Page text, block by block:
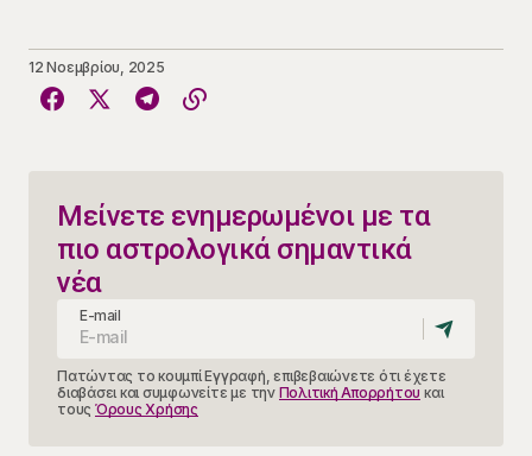
12 Νοεμβρίου, 2025
Μείνετε ενημερωμένοι με τα
πιο αστρολογικά σημαντικά
νέα
E-mail
Πατώντας το κουμπί Εγγραφή, επιβεβαιώνετε ότι έχετε
διαβάσει και συμφωνείτε με την Πολιτική Απορρήτου και
τους Όρους Χρήσης